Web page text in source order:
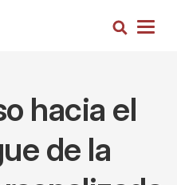
Busca
hacia el
de la